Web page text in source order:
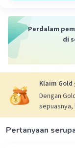
Perdalam
di
Klaim
Dengan
sepuasnya,
Pertanyaan